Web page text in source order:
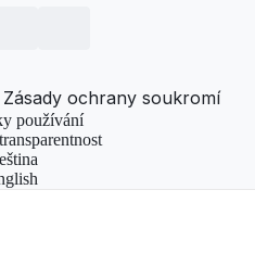
Zásady ochrany soukromí
používání